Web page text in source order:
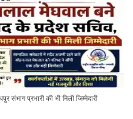
प्रभारी की भी मिली जिम्मेदारी